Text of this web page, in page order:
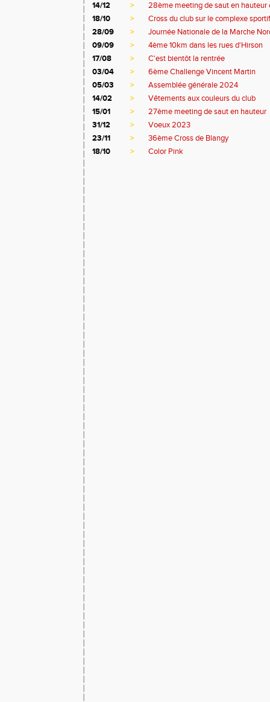
14/12
>
28ème meeting de saut en hauteur
18/10
>
Cross du club sur le complexe
28/09
>
Journée Nationale de la Marche
09/09
>
4ème 10km dans les rues d'Hirson
17/08
>
C'est bientôt la rentrée
03/04
>
6ème Challenge Vincent Martin
05/03
>
Assemblée générale 2024
14/02
>
Vêtements aux couleurs du club
15/01
>
27ème meeting de saut en hauteur
31/12
>
Voeux 2023
23/11
>
36ème Cross de Blangy
18/10
> Color Pink